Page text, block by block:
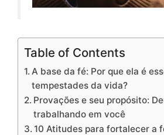
Table of Contents
A base da fé: Por que ela é
tempestades da vida?
Provações e seu propósito:
trabalhando em você
10 Atitudes para fortalecer a